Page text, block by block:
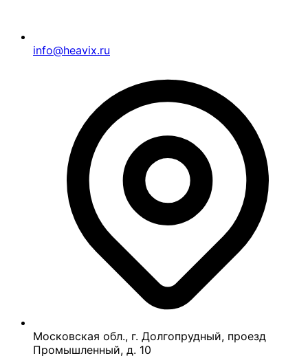
info@heavix.ru
Московская обл., г. Долгопрудный, проезд
Промышленный, д. 10